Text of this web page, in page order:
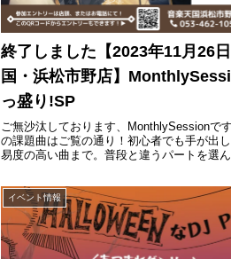
終了しました【2023年11月26
国・浜松市野店】
っ盛り!SP
ご無沙汰しております、MonthlySessionで
の課題曲はご覧の通り！初心者でも手が出
易度の高い曲まで。普段と違うパートを選ん
イベント情報